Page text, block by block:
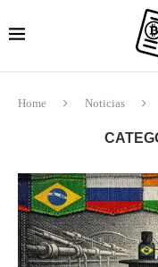
Home Noticias